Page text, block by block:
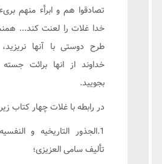
خدا غلات را لعنت کند...
طرح دوستی با آنها
خداوند از انها برائت
بجویید.
در رابطه با غلات چهار کتاب
1.الجذور التاریخیه و
تألیف سامی العزیزی؛